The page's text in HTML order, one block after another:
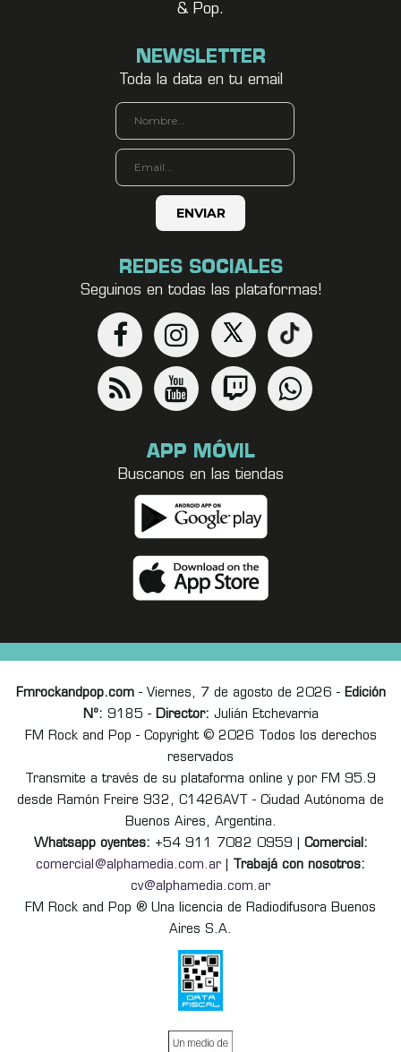
& Pop.
NEWSLETTER
Toda la data en tu email
REDES SOCIALES
Seguinos en todas las plataformas!
APP MÓVIL
Buscanos en las tiendas
Fmrockandpop.com- Viernes, 7 de agosto de 2026 - Edición
Nº: 9185 - Director: Julián Etchevarria
FM Rock and Pop - Copyright © 2026 Todos los derechos
reservados
Transmite a través de su plataforma online y por FM 95.9
desde Ramón Freire 932, C1426AVT - Ciudad Autónoma de
Buenos Aires, Argentina.
Whatsapp oyentes: +54 911 7082 0959 | Comercial:
comercial@alphamedia.com.ar
Trabajá con nosotros:
cv@alphamedia.com.ar
FM Rock and Pop ® Una licencia de Radiodifusora Buenos
Aires S.A.